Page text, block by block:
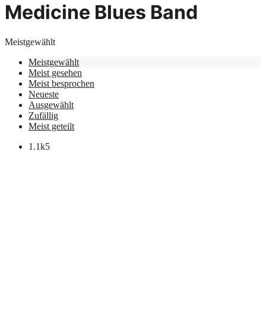
Medicine Blues Band
Meistgewählt
Meistgewählt
Meist gesehen
Meist besprochen
Neueste
Ausgewählt
Zufällig
Meist geteilt
1.1k5